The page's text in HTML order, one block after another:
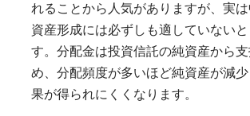
れることから人気がありますが、実
資産形成には必ずしも適していないと
す。分配金は投資信託の純資産から
め、分配頻度が多いほど純資産が減
果が得られにくくなります。